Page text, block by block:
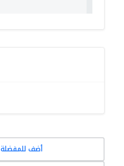
أضف للمفضلة